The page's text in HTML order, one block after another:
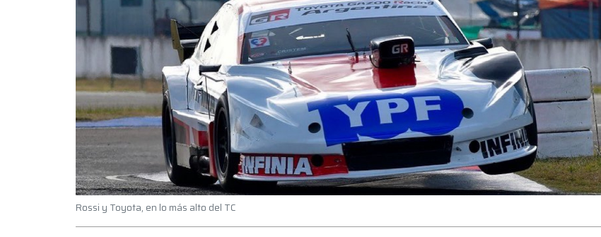
Rossi y Toyota, en lo más alto del TC